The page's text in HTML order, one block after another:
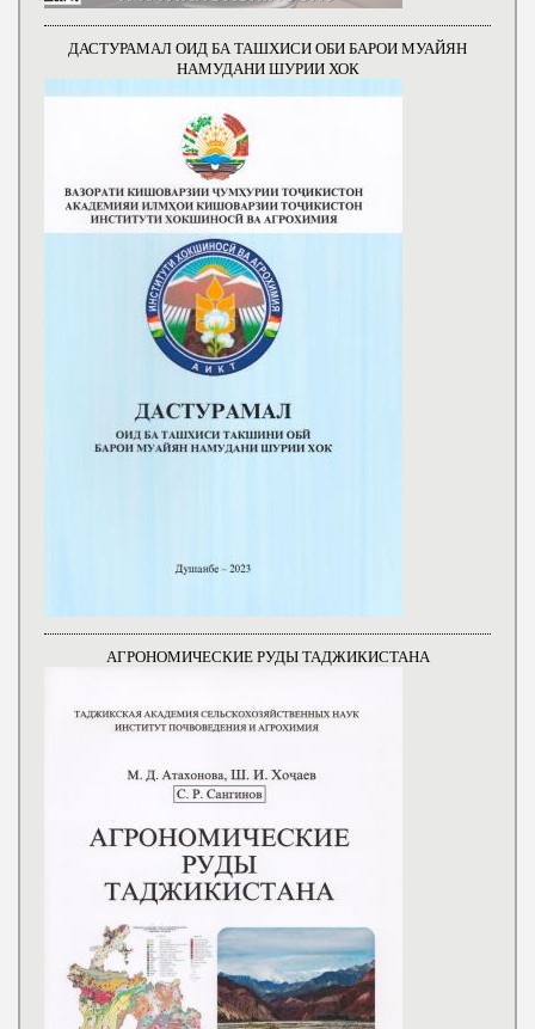
ДАСТУРАМАЛ ОИД БА ТАШХИСИ ОБИ БАРОИ МУАЙЯН
НАМУДАНИ ШУРИИ ХОК
АГРОНОМИЧЕСКИЕ РУДЫ ТАДЖИКИСТАНА